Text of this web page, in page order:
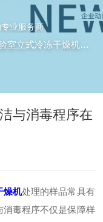
业服务商
式冷冻干燥机的清洁与消毒程序在生物实验室中的实施
与消毒程序在
燥机处理的样品常具有
毒程序不仅是保障样